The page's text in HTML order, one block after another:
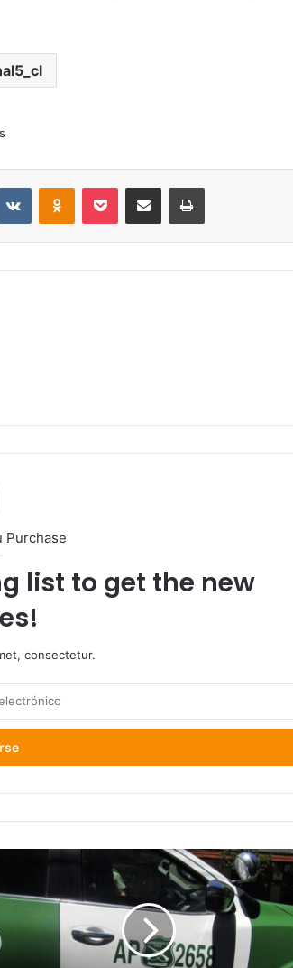
VKontakteOdnoklassniki
Pocket Compartir por correo electrónicoImprimir
Purchase
list to get the new
consectetur.
Carabineros